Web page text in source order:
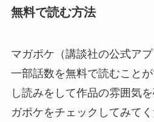
無料で読む方法
マガポケ（講談社の公式ア
一部話数を無料で読むこと
し読みをして作品の雰囲気
ガポケをチェックしてみて